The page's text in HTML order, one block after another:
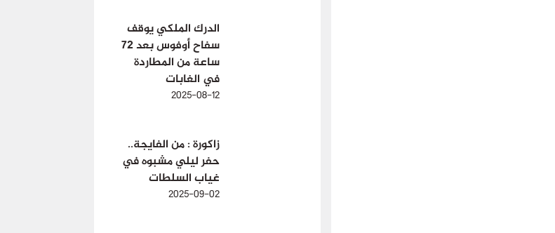
الدرك الملكي يوقف
سفاح أوفوس بعد 72
ساعة من المطاردة
في الغابات
2025-08-12
زاكورة : من الفايجة..
حفر ليلي مشبوه في
غياب السلطات
2025-09-02